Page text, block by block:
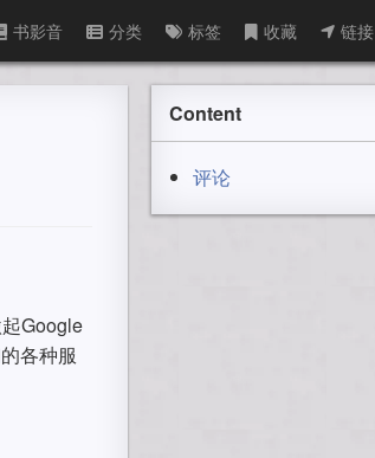
书影音 分类 标签 收藏 链接
Google
各种服
Content
评论